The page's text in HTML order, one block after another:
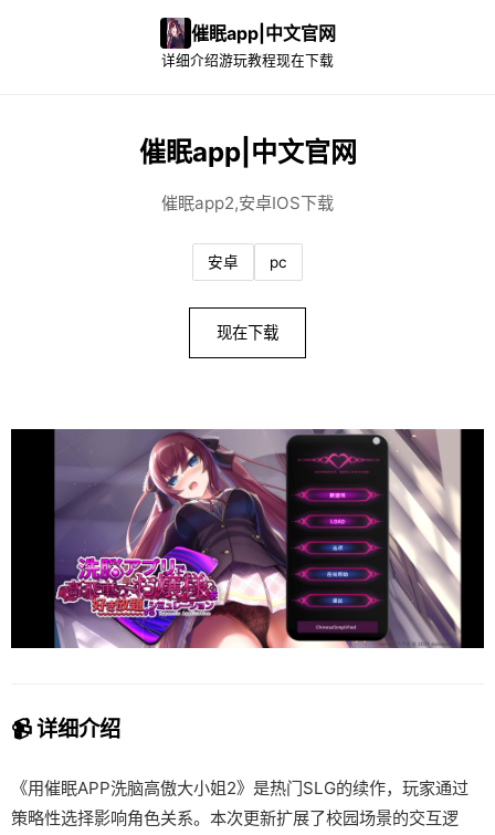
催眠app|中文官网
详细介绍游玩教程现在下载
催眠app|中文官网
催眠app2,安卓IOS下载
安卓 pc
现在下载
📹 详细介绍
《用催眠APP洗脑高傲大小姐2》是热门SLG的续作，玩家通过
策略性选择影响角色关系。本次更新扩展了校园场景的交互逻